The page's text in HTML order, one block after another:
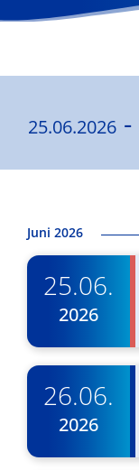
25.06.2026 -
wählen.
Juni 2026
25.06.
2026
26.06.
2026